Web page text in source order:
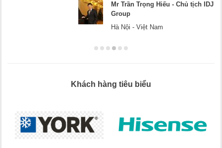
Trần Trọng Hiếu - Chủ tịch IDJ
Khách hàng tiêu biểu